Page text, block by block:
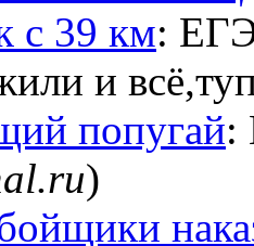
с 39 км:
и
попугай:
)